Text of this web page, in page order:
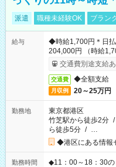
派遣 職種未経験OK ブラン
給与
◆時給1,700円＊日払
204,000円 （時給
交通費別途支給あ
交通費 ◆全額支給
月収例 20～25万円
勤務地
東京都港区
竹芝駅から徒歩2分 /
ら徒歩5分 / …
◆港区にある情報
勤務時間
◆11：00～18：30の